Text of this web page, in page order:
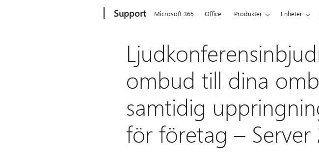
Support Microsoft 365 Office Produkter Enheter
ombud till dina
samtidig
för företag – Server